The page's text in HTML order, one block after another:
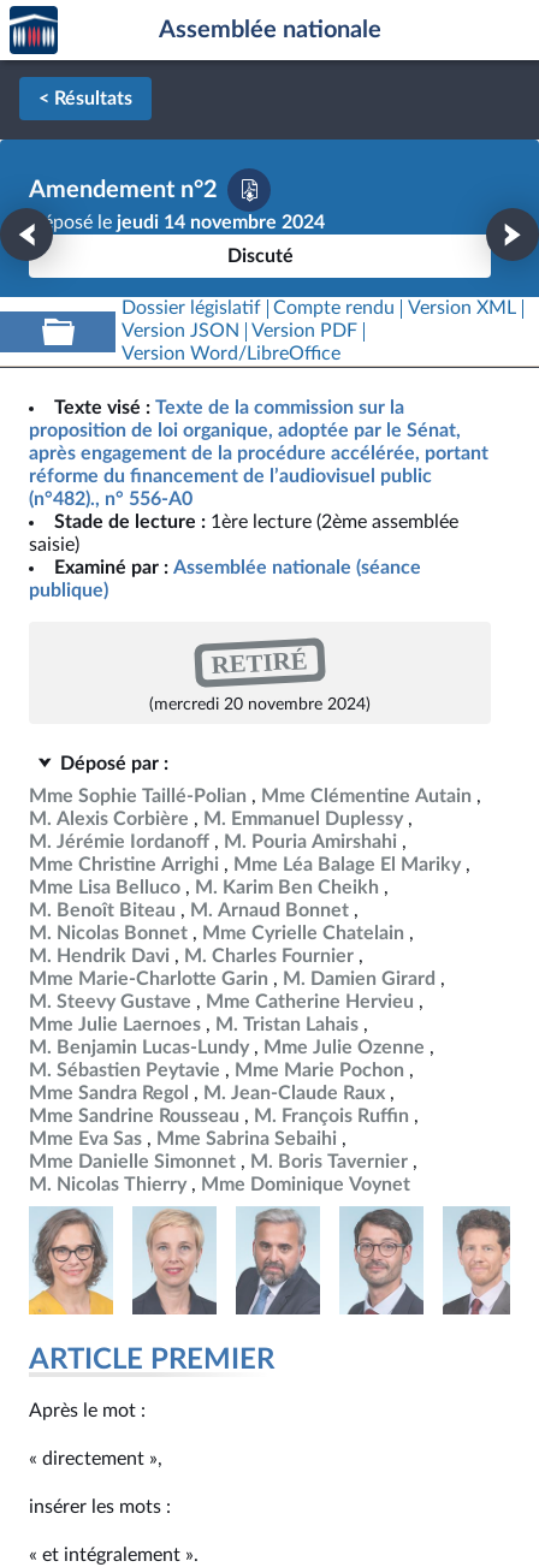
Aller au contenu
Aller en bas de la page
Accèder
à la
page
d'accueil
Assemblée nationale
< Résultats
Amendement n°2
Déposé le jeudi 14 novembre 2024
Discuté
Dossier législatif Compte rendu
Version XML
Version JSON
Version PDF
Version Word/LibreOffice
Texte visé : Texte de la commission sur la
proposition de loi organique, adoptée par le Sénat,
après engagement de la procédure accélérée, portant
réforme du financement de l’audiovisuel public
(n°482)., n° 556-A0
Stade de lecture : 1ère lecture (2ème assemblée
saisie)
Examiné par : Assemblée nationale (séance
publique)
RETIRÉ
(mercredi 20 novembre 2024)
Déposé par :
Mme Sophie Taillé-Polian
Mme Clémentine Autain
M. Alexis Corbière
M. Emmanuel Duplessy
M. Jérémie Iordanoff
M. Pouria Amirshahi
Mme Christine Arrighi
Mme Léa Balage El Mariky
Mme Lisa Belluco
M. Karim Ben Cheikh
M. Benoît Biteau
M. Arnaud Bonnet
M. Nicolas Bonnet
Mme Cyrielle Chatelain
M. Hendrik Davi
M. Charles Fournier
Mme Marie-Charlotte Garin
M. Damien Girard
M. Steevy Gustave
Mme Catherine Hervieu
Mme Julie Laernoes
M. Tristan Lahais
M. Benjamin Lucas-Lundy
Mme Julie Ozenne
M. Sébastien Peytavie
Mme Marie Pochon
Mme Sandra Regol
M. Jean-Claude Raux
Mme Sandrine Rousseau
M. François Ruffin
Mme Eva Sas
Mme Sabrina Sebaihi
Mme Danielle Simonnet
M. Boris Tavernier
M. Nicolas Thierry
Mme Dominique Voynet
ARTICLE PREMIER
Après le mot :
« directement »,
insérer les mots :
« et intégralement ».